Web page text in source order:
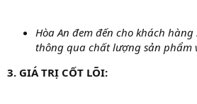
Hòa An đem đến cho khách
thông qua chất lượng sản phẩm
3. GIÁ TRỊ CỐT LÕI: